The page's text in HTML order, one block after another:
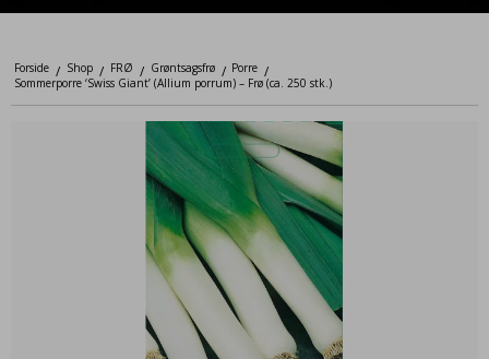
Forside / Shop / FRØ / Grøntsagsfrø / Porre /
Sommerporre ‘Swiss Giant’ (Allium porrum) – Frø (ca. 250 stk.)